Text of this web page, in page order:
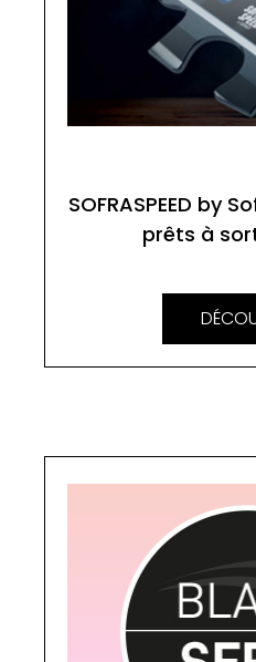
SOFRASPEED by
prêts à